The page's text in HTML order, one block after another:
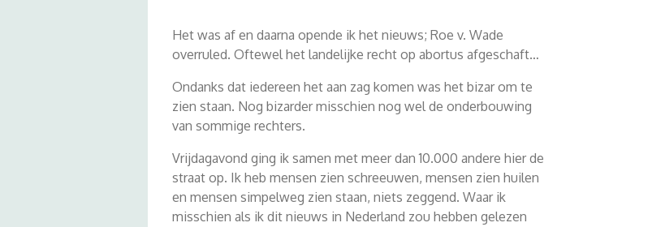
Het was af en daarna opende ik het nieuws; Roe v. Wade
overruled. Oftewel het landelijke recht op abortus afgeschaft…
Ondanks dat iedereen het aan zag komen was het bizar om te
zien staan. Nog bizarder misschien nog wel de onderbouwing
van sommige rechters.
Vrijdagavond ging ik samen met meer dan 10.000 andere hier de
straat op. Ik heb mensen zien schreeuwen, mensen zien huilen
en mensen simpelweg zien staan, niets zeggend. Waar ik
misschien als ik dit nieuws in Nederland zou hebben gelezen